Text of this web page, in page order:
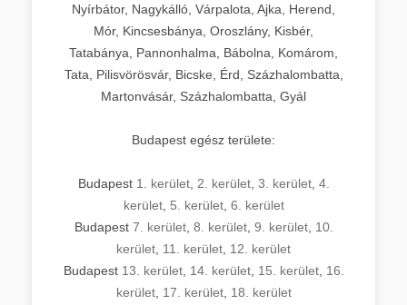
Nyírbátor, Nagykálló, Várpalota, Ajka, Herend,
Mór, Kincsesbánya, Oroszlány, Kisbér,
Tatabánya, Pannonhalma, Bábolna, Komárom,
Tata, Pilisvörösvár, Bicske, Érd, Százhalombatta,
Martonvásár, Százhalombatta, Gyál
Budapest egész területe:
Budapest 1. kerület, 2. kerület, 3. kerület, 4.
kerület, 5. kerület, 6. kerület
Budapest 7. kerület, 8. kerület, 9. kerület, 10.
kerület 11. kerület 12. kerület
Budapest 13. kerület, 14. kerület, 15. kerület, 16.
kerület, 17. kerület, 18. kerület